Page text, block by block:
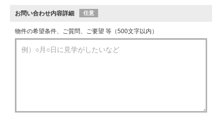
お問い合わせ内容詳細 任意
物件の希望条件、ご質問、ご要望 等（500文字以内）